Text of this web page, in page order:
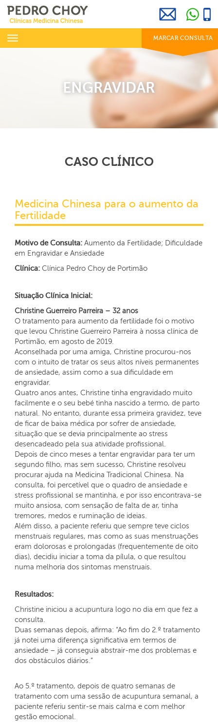
info@clinicaspedrochoy.com 969 800 001
dias úteis das 8h às 20h
Toggle
MARCAR CONSULTA
ENGRAVIDAR
CASO CLÍNICO
Medicina Chinesa para o aumento da
Fertilidade
Motivo de Consulta: Aumento da Fertilidade; Dificuldade
em Engravidar e Ansiedade
Clínica: Clínica Pedro Choy de Portimão
Situação Clínica Inicial:
Christine Guerreiro Parreira – 32 anos
O tratamento para aumento da fertilidade foi o motivo
que levou Christine Guerreiro Parreira à nossa clínica de
Portimão, em agosto de 2019.
Aconselhada por uma amiga, Christine procurou-nos
com o intuito de tratar os seus altos níveis permanentes
de ansiedade, assim como a sua dificuldade em
engravidar.
Quatro anos antes, Christine tinha engravidado muito
facilmente e o seu bebé tinha nascido a termo, de parto
natural. No entanto, durante essa primeira gravidez, teve
de ficar de baixa médica por sofrer de ansiedade,
situação que se devia principalmente ao stress
desencadeado pela sua atividade profissional.
Depois de cinco meses a tentar engravidar para ter um
segundo filho, mas sem sucesso, Christine resolveu
procurar ajuda na Medicina Tradicional Chinesa. Na
consulta, foi percetível que o quadro de ansiedade e
stress profissional se mantinha, e por isso encontrava-se
muito ansiosa, com sensação de falta de ar, tinha
tremores, medos e ruminação de ideias.
Além disso, a paciente referiu que sempre teve ciclos
menstruais regulares, mas como as suas menstruações
eram dolorosas e prolongadas (frequentemente de oito
dias), decidiu iniciar a toma da pílula, o que resultou
numa melhoria dos sintomas menstruais.
Resultados:
Christine iniciou a acupuntura logo no dia em que fez a
consulta.
Duas semanas depois, afirma: “Ao fim do 2.º tratamento
já notei uma diferença significativa em termos de
ansiedade – já conseguia abstrair-me dos problemas e
dos obstáculos diários.”
Ao 5.º tratamento, depois de quatro semanas de
tratamento com uma sessão de acupuntura semanal, a
paciente referiu sentir-se mais calma e com melhor
gestão emocional.